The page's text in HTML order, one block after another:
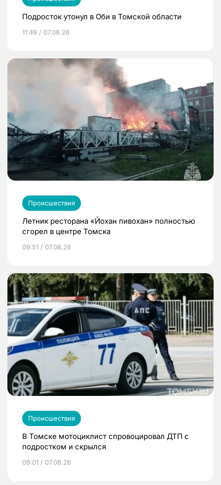
Подросток утонул в Оби в Томской области
11:49 / 07.08.26
Происшествия
Летник ресторана «Йохан пивохан» полностью
сгорел в центре Томска
09:51 / 07.08.26
Происшествия
В Томске мотоциклист спровоцировал ДТП с
подростком и скрылся
09:01 / 07.08.26